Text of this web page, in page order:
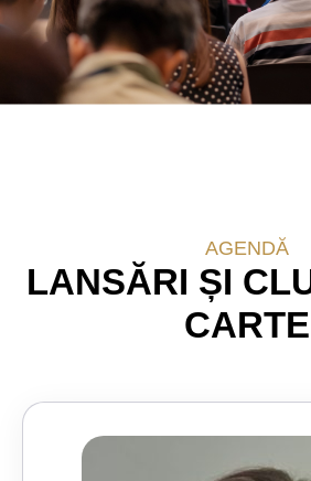
AGENDĂ
LANSĂRI ȘI
CARTE